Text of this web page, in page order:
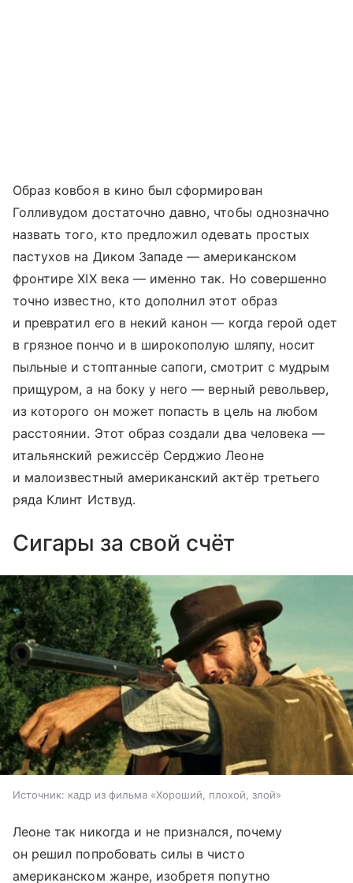
Образ ковбоя в кино был сформирован
Голливудом достаточно давно, чтобы однозначно
назвать того, кто предложил одевать простых
пастухов на Диком Западе — американском
фронтире XIX века — именно так. Но совершенно
точно известно, кто дополнил этот образ
и превратил его в некий канон — когда герой одет
в грязное пончо и в широкополую шляпу, носит
пыльные и стоптанные сапоги, смотрит с мудрым
прищуром, а на боку у него — верный револьвер,
из которого он может попасть в цель на любом
расстоянии. Этот образ создали два человека —
итальянский режиссёр Серджио Леоне
и малоизвестный американский актёр третьего
ряда Клинт Иствуд.
​Сигары за свой счёт
Источник: кадр из фильма «Хороший, плохой, злой»
Леоне так никогда и не признался, почему
он решил попробовать силы в чисто
американском жанре, изобретя попутно